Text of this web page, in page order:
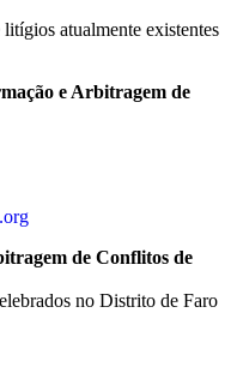
atualmente existentes
e Arbitragem de
de Conflitos de
no Distrito de Faro